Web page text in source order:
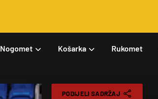
Nogomet Košarka Rukomet
PODIJELI SADRŽAJ